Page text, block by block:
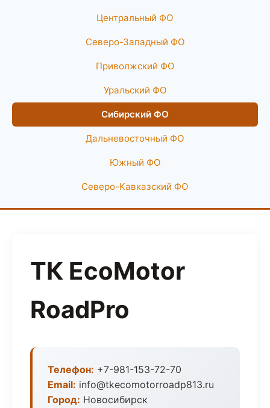
Центральный ФО
Северо-Западный ФО
Приволжский ФО
Уральский ФО
Сибирский ФО
Дальневосточный ФО
Южный ФО
Северо-Кавказский ФО
ТК EcoMotor
RoadPro
Телефон: +7-981-153-72-70
Email: info@tkecomotorroadp813.ru
Город: Новосибирск